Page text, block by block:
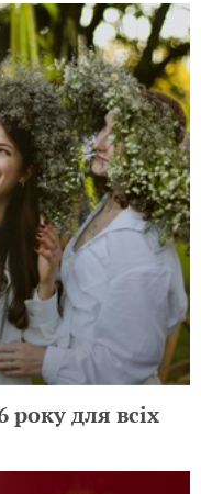
року для всіх